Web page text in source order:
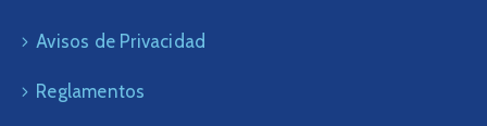
Avisos de Privacidad
Reglamentos